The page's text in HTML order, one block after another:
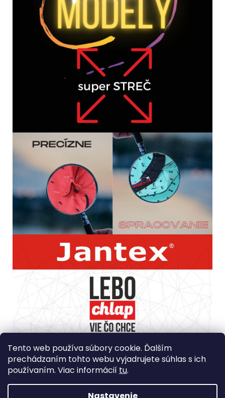
Tento web používa súbory cookie. Ďalším
prechádzaním tohto webu vyjadrujete súhlas s ich
používaním. Viac informácií tu.
30? a pri žmýkaní znížiť počet otáčok. Nebieliť, nesušiť v
bubnovej sušičke. Jemne žehliť pri maximálnej teplote
110?, nečistiť chemicky